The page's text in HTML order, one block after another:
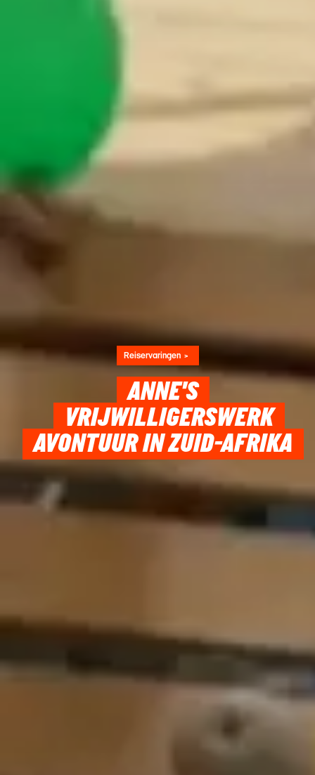
Reiservaringen
ANNE'S
VRIJWILLIGERSWERK
AVONTUUR IN ZUID-AFRIKA